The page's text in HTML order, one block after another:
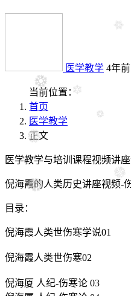
医学教学 4年前
当前位置：
首页
医学教学
正文
医学教学与培训课程视频讲座
倪海霞的人类历史讲座视频-
目录：
倪海霞人类世伤寒学说01
倪海霞人类世伤寒02
倪海厦 人纪-伤寒论 03